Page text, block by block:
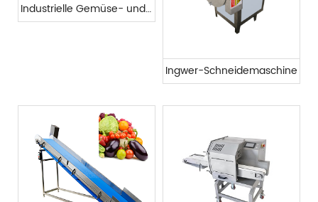
Industrielle Gemüse- und Obstschneidemaschine
Ingwer-Schneidemaschine